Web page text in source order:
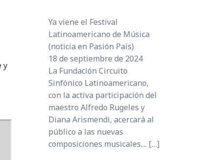
y
Ya viene el Festival
Latinoamericano de Música
(noticia en Pasión País)
18 de septiembre de 2024
La Fundación Circuito
Sinfónico Latinoamericano,
con la activa participación del
maestro Alfredo Rugeles y
Diana Arismendi, acercará al
público a las nuevas
composiciones musicales.... […]